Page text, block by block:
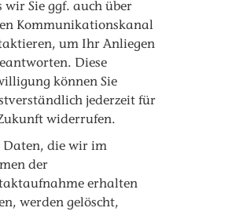
wir Sie ggf. auch über
Kommunikationskanal
um Ihr Anliegen
Diese
können Sie
jederzeit für
widerrufen.
Daten, die wir im
der
erhalten
werden gelöscht,